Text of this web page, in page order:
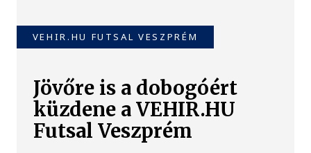
VEHIR.HU FUTSAL VESZPRÉM
Jövőre is a dobogóért
küzdene a VEHIR.HU
Futsal Veszprém